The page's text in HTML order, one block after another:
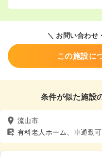
＼ お問い合わせ
この施設に
条件が似た施設
流山市
有料老人ホーム、車通勤可